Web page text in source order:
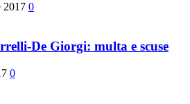
2017 0
De Giorgi: multa e scuse
0